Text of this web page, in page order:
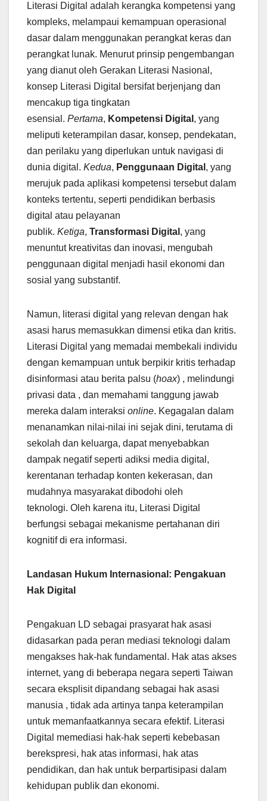
Literasi Digital adalah kerangka kompetensi yang
kompleks, melampaui kemampuan operasional
dasar dalam menggunakan perangkat keras dan
perangkat lunak. Menurut prinsip pengembangan
yang dianut oleh Gerakan Literasi Nasional,
konsep Literasi Digital bersifat berjenjang dan
mencakup tiga tingkatan
esensial. Pertama, Kompetensi Digital , yang
meliputi keterampilan dasar, konsep, pendekatan,
dan perilaku yang diperlukan untuk navigasi di
dunia digital. Kedua, Penggunaan Digital , yang
merujuk pada aplikasi kompetensi tersebut dalam
konteks tertentu, seperti pendidikan berbasis
digital atau pelayanan
publik. Ketiga, Transformasi Digital , yang
menuntut kreativitas dan inovasi, mengubah
penggunaan digital menjadi hasil ekonomi dan
sosial yang substantif.
Namun, literasi digital yang relevan dengan hak
asasi harus memasukkan dimensi etika dan kritis.
Literasi Digital yang memadai membekali individu
dengan kemampuan untuk berpikir kritis terhadap
disinformasi atau berita palsu (hoax) , melindungi
privasi data , dan memahami tanggung jawab
mereka dalam interaksi online. Kegagalan dalam
menanamkan nilai-nilai ini sejak dini, terutama di
sekolah dan keluarga, dapat menyebabkan
dampak negatif seperti adiksi media digital,
kerentanan terhadap konten kekerasan, dan
mudahnya masyarakat dibodohi oleh
teknologi. Oleh karena itu, Literasi Digital
berfungsi sebagai mekanisme pertahanan diri
kognitif di era informasi.
Landasan Hukum Internasional: Pengakuan
Hak Digital
Pengakuan LD sebagai prasyarat hak asasi
didasarkan pada peran mediasi teknologi dalam
mengakses hak-hak fundamental. Hak atas akses
internet, yang di beberapa negara seperti Taiwan
secara eksplisit dipandang sebagai hak asasi
manusia , tidak ada artinya tanpa keterampilan
untuk memanfaatkannya secara efektif. Literasi
Digital memediasi hak-hak seperti kebebasan
berekspresi, hak atas informasi, hak atas
pendidikan, dan hak untuk berpartisipasi dalam
kehidupan publik dan ekonomi.